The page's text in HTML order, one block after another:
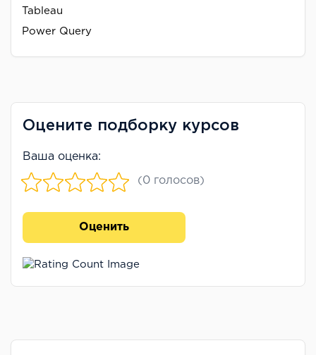
Tableau
Power Query
Оцените подборку курсов
Ваша оценка:
(0 голосов)
Оценить